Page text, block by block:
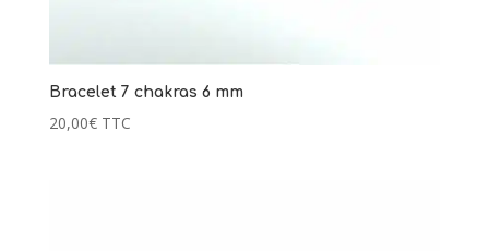
Bracelet 7 chakras 6 mm
20,00€ TTC